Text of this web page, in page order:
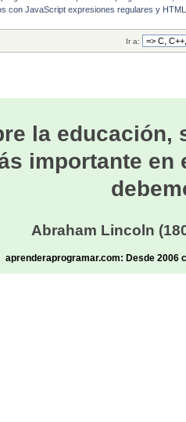
con JavaScript expresiones regulares y
Ir a:
la educación,
importante en
Abraham Lincoln
aprenderaprogramar.com: Desde 2006